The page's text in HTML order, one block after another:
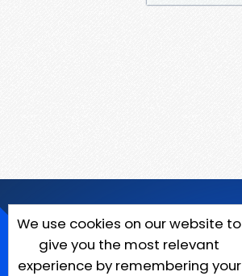
We use cookies on our website to
give you the most relevant
experience by remembering your